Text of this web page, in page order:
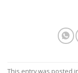
This entry was posted